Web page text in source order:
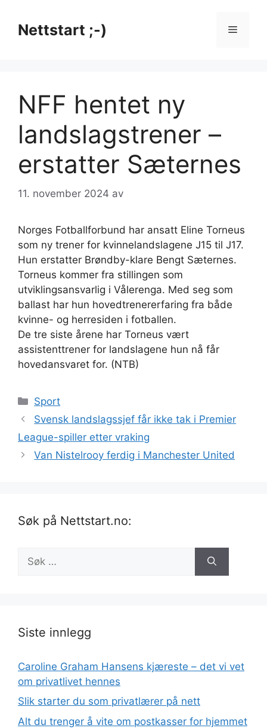
innholdNettstart ;-) Meny
NFF hentet ny
landslagstrener –
erstatter Sæternes
11. november 2024 av
Norges Fotballforbund har ansatt Eline Torneus
som ny trener for kvinnelandslagene J15 til J17.
Hun erstatter Brøndby-klare Bengt Sæternes.
Torneus kommer fra stillingen som
utviklingsansvarlig i Vålerenga. Med seg som
ballast har hun hovedtrenererfaring fra både
kvinne- og herresiden i fotballen.
De tre siste årene har Torneus vært
assistenttrener for landslagene hun nå får
hovedansvaret for. (NTB)
Kategorier
Sport
Svensk landslagssjef får ikke tak i Premier
League-spiller etter vraking
Van Nistelrooy ferdig i Manchester United
Søk på Nettstart.no:
etter:
Siste innlegg
Caroline Graham Hansens kjæreste – det vi vet
om privatlivet hennes
Slik starter du som privatlærer på nett
Alt du trenger å vite om postkasser for hjemmet